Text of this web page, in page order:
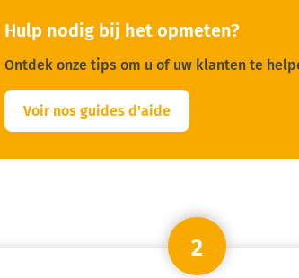
Hulp nodig bij het opmeten?
Ontdek onze tips om u of uw klanten te
Voir nos guides d'aide
2